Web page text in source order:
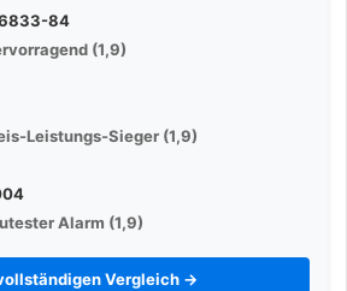
84
(1,9)
Leistungs-Sieger (1,9)
Alarm (1,9)
Vergleich →